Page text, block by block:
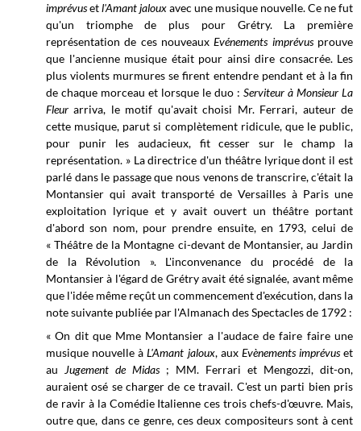
imprévusetl'Amant jalouxavec une musique nouvelle. Ce ne fut
qu'un triomphe de plus pour Grétry. La première
représentation de ces nouveauxEvénements imprévusprouve
que l'ancienne musique était pour ainsi dire consacrée. Les
plus violents murmures se firent entendre pendant et à la fin
de chaque morceau et lorsque le duo : Serviteur à Monsieur La
Fleur arriva, le motif qu'avait choisi Mr. Ferrari, auteur de
cette musique, parut si complètement ridicule, que le public,
pour punir les audacieux, fit cesser sur le champ la
représentation. » La directrice d'un théâtre lyrique dont il est
parlé dans le passage que nous venons de transcrire, c'était la
Montansier qui avait transporté de Versailles à Paris une
exploitation lyrique et y avait ouvert un théâtre portant
d'abord son nom, pour prendre ensuite, en 1793, celui de
« Théâtre de la Montagne ci-devant de Montansier, au Jardin
de la Révolution ». L'inconvenance du procédé de la
Montansier à l'égard de Grétry avait été signalée, avant même
que l'idée même reçût un commencement d'exécution, dans la
note suivante publiée par l'Almanach des Spectacles de 1792 :
« On dit que Mme Montansier a l'audace de faire faire une
musique nouvelle àL'Amant jaloux, aux Evènements imprévuset
au
Jugement de Midas ; MM. Ferrari et Mengozzi, dit-on,
auraient osé se charger de ce travail. C'est un parti bien pris
de ravir à la Comédie Italienne ces trois chefs-d'œuvre. Mais,
outre que, dans ce genre, ces deux compositeurs sont à cent